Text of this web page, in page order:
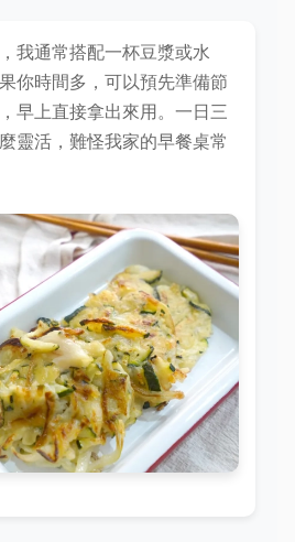
我通常搭配一杯豆漿或水
你時間多，可以預先準備節
早上直接拿出來用。一日三
靈活，難怪我家的早餐桌常